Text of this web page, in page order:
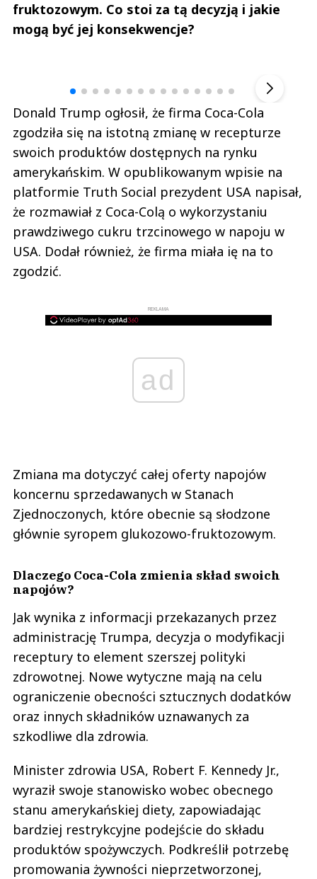
fruktozowym. Co stoi za tą decyzją i jakie
mogą być jej konsekwencje?
Donald Trump ogłosił, że firma Coca-Cola
zgodziła się na istotną zmianę w recepturze
swoich produktów dostępnych na rynku
amerykańskim. W opublikowanym wpisie na
platformie Truth Social prezydent USA napisał,
że rozmawiał z Coca-Colą o wykorzystaniu
prawdziwego cukru trzcinowego w napoju w
USA. Dodał również, że firma miała ię na to
zgodzić.
REKLAMA
ad
Zmiana ma dotyczyć całej oferty napojów
koncernu sprzedawanych w Stanach
Zjednoczonych, które obecnie są słodzone
głównie syropem glukozowo-fruktozowym.
Dlaczego Coca-Cola zmienia skład swoich
napojów?
Jak wynika z informacji przekazanych przez
administrację Trumpa, decyzja o modyfikacji
receptury to element szerszej polityki
zdrowotnej. Nowe wytyczne mają na celu
ograniczenie obecności sztucznych dodatków
oraz innych składników uznawanych za
szkodliwe dla zdrowia.
Minister zdrowia USA, Robert F. Kennedy Jr.,
wyraził swoje stanowisko wobec obecnego
stanu amerykańskiej diety, zapowiadając
bardziej restrykcyjne podejście do składu
produktów spożywczych. Podkreślił potrzebę
promowania żywności nieprzetworzonej,